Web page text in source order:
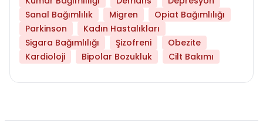
Sanal Bağımlılık
Migren
Opiat Bağımlılığı
Parkinson
Kadın Hastalıkları
Sigara Bağımlılığı
Şizofreni
Obezite
Kardioloji
Bipolar Bozukluk Cilt Bakımı